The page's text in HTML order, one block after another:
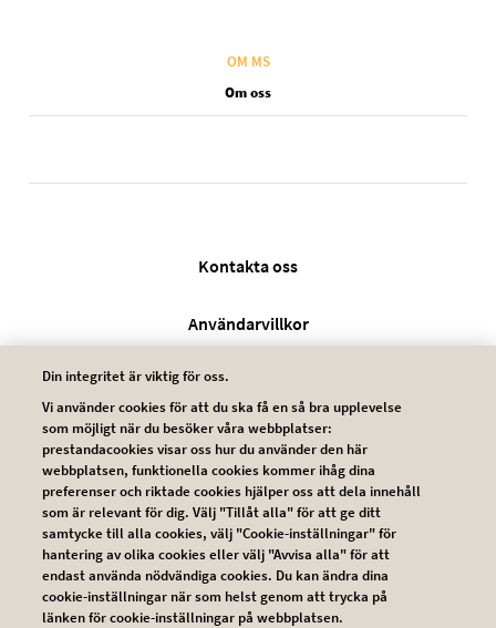
OM MS
Om oss
Kontakta oss
Användarvillkor
Integritetsskyddspolicy
Cookie policy
Din integritet är viktig för oss.
Vi använder cookies för att du ska få en så bra upplevelse
som möjligt när du besöker våra webbplatser:
prestandacookies visar oss hur du använder den här
webbplatsen, funktionella cookies kommer ihåg dina
preferenser och riktade cookies hjälper oss att dela innehåll
som är relevant för dig. Välj "Tillåt alla" för att ge ditt
samtycke till alla cookies, välj "Cookie-inställningar" för
hantering av olika cookies eller välj "Avvisa alla" för att
endast använda nödvändiga cookies. Du kan ändra dina
cookie-inställningar när som helst genom att trycka på
länken för cookie-inställningar på webbplatsen.